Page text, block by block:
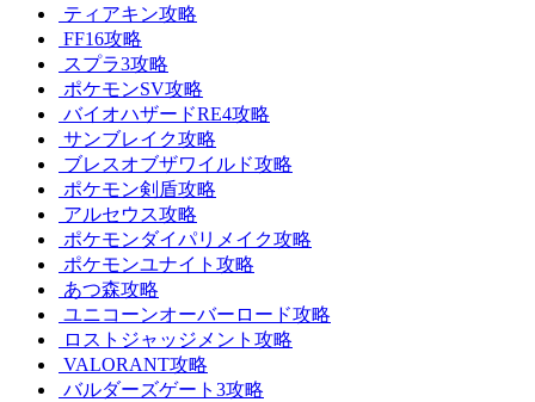
ティアキン攻略
FF16攻略
スプラ3攻略
ポケモンSV攻略
バイオハザードRE4攻略
サンブレイク攻略
ブレスオブザワイルド攻略
ポケモン剣盾攻略
アルセウス攻略
ポケモンダイパリメイク攻略
ポケモンユナイト攻略
あつ森攻略
ユニコーンオーバーロード攻略
ロストジャッジメント攻略
VALORANT攻略
バルダーズゲート3攻略